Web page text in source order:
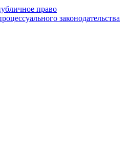
право
законодательства